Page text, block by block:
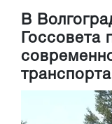
В
Госсовета
транспорта